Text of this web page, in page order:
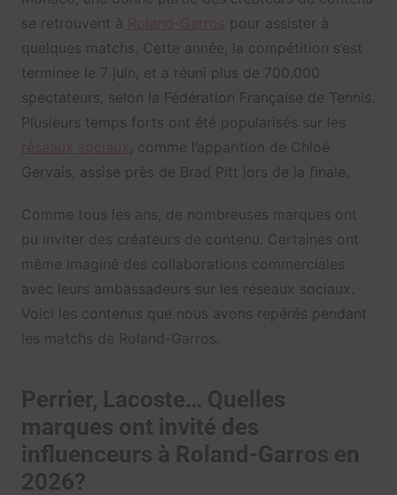
se retrouvent à
pour assister à
quelques matchs. Cette année, la compétition s’est
terminée le 7 juin, et a réuni plus de 700.000
spectateurs, selon la Fédération Française de Tennis.
Plusieurs temps forts ont été popularisés sur les
, comme l’apparition de Chloë
Gervais, assise près de Brad Pitt lors de la finale.
Comme tous les ans, de nombreuses marques ont
pu inviter des créateurs de contenu. Certaines ont
même imaginé des collaborations commerciales
avec leurs ambassadeurs sur les réseaux sociaux.
Voici les contenus que nous avons repérés pendant
les matchs de Roland-Garros.
Perrier, Lacoste… Quelles
marques ont invité des
influenceurs à Roland-Garros en
2026?